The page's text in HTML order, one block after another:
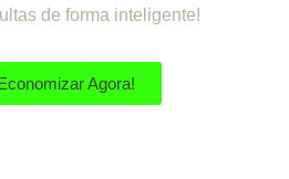
de forma inteligente!
Agora!